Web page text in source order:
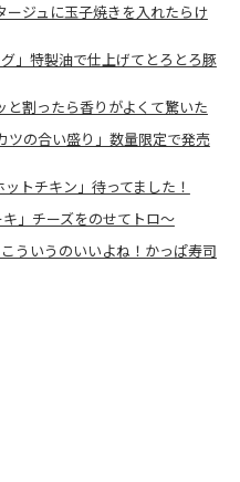
ジュに玉子焼きを入れたらけ
」特製油で仕上げてとろとろ豚
割ったら香りがよくて驚いた
ツの合い盛り」数量限定で発売
トチキン」待ってました！
」チーズをのせてトロ～
ういうのいいよね！かっぱ寿司